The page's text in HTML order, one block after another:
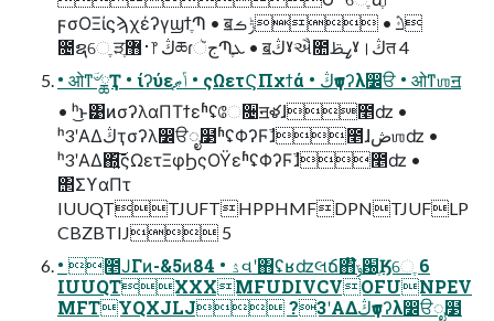
ϝσΟΞίϛϡχέʔγϣϯֶՊ • ॿڭ • ݱࡏ
೔ຊେֶ ੜ࢈޻ֶ෦ ڭཆɾجૅՊֶܥ • ॿڭˠઐ೚ߨࢣˠ।ڭत 4
• ओͳؔ৺ྖҬ • ίʔύεݴޠֶ • ςΩετϚΠχϯά • ڭҭσʔλ෼ੳ • ओͳஶॻ
• ʰ͜ͱ͹ͷσʔλαΠΤϯεʱʢே૔ॻళɺ೥ʣ •
ʰ3ʹΑΔڭҭσʔλ෼ੳೖ໳ʱʢΦʔϜࣾɺ೥ɺڞஶʣ •
ʰ3ʹΑΔ΍͍͞͠ςΩετΞφϦςΟΫεʱʢΦʔϜࣾɺ೥ʣ •
΢ΣϒαΠτ
IUUQTTJUFTHPPHMFDPNTJUFLP
CBZBTIJ 5
• ೥ͿΓͷ-&5ͷ84 • ۮવʹ΋ʢʁʣલճ΋໊ݹ԰ֶӃେֶ 6
IUUQTXXXMFUDIVCVOFUNPEV
MFTYQXJLJ ?3ʹΑΔڭҭσʔλ෼ੳೖ໳